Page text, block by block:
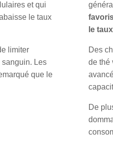
et qui
le taux
limiter
sanguin. Les
que le
le
Des
de thé
De